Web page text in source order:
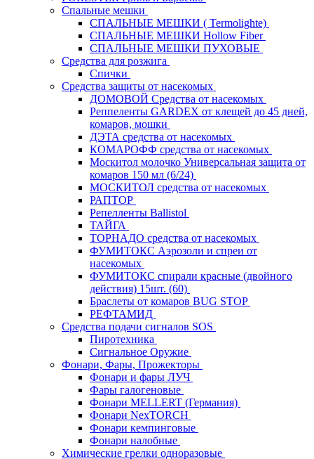
Спальные мешки
СПАЛЬНЫЕ МЕШКИ ( Termolighte)
СПАЛЬНЫЕ МЕШКИ Hollow Fiber
СПАЛЬНЫЕ МЕШКИ ПУХОВЫЕ
Средства для розжига
Спички
Средства защиты от насекомых
ДОМОВОЙ Средства от насекомых
Реппеленты GARDEX от клещей до 45 дней,
комаров, мошки
ДЭТА средства от насекомых
КОМАРОФФ средства от насекомых
Москитол молочко Универсальная защита от
комаров 150 мл (6/24)
МОСКИТОЛ средства от насекомых
РАПТОР
Репелленты Ballistol
ТАЙГА
ТОРНАДО средства от насекомых
ФУМИТОКС Аэрозоли и спреи от
насекомых
ФУМИТОКС спирали красные (двойного
действия) 15шт. (60)
Браслеты от комаров BUG STOP
РЕФТАМИД
Средства подачи сигналов SOS
Пиротехника
Сигнальное Оружие
Фонари, Фары, Прожекторы
Фонари и фары ЛУЧ
Фары галогеновые
Фонари MELLERT (Германия)
Фонари NexTORCH
Фонари кемпинговые
Фонари налобные
Химические грелки одноразовые